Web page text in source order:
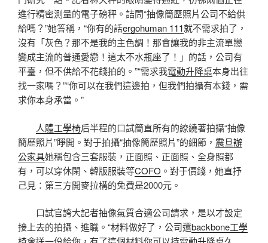
進行精密測量的電子磅秤。詰問“抽像簡歷照片公司不給供
給嗎？”她答稱，“你有的話ergohuman 111就不需求拍了，
沒有「灰色？那不是我的主色調！那會讓我的非主流單戀
變成主流的普通愛戀！這太不水瓶座了！」的話，公司有
平臺，但不供給不花錢拍的。”“需求我電動升降桌本身出往
找一家嗎？”“你可以在我們這邊拍，但我們拍攝有本錢，需
求你本身承當。”
人體工學椅后半程的口試簡直所有的繚繞著拍攝“抽像
簡歷照片”睜開。對于拍攝“抽像簡歷照片”的細節， 震旦辦
公家具她稱包含三套服裝，正面照、正面照、全身照都
有，可以穿休閑、韓版服裝等COFO 。對于價錢，她直抒
己見：第三方開麥拉構的免費是2000元。
口試官誇大記者抽像氣質合適公司請求，是以才設定
接上去的拍攝、進職。“材料做好了，公司還backbone工學